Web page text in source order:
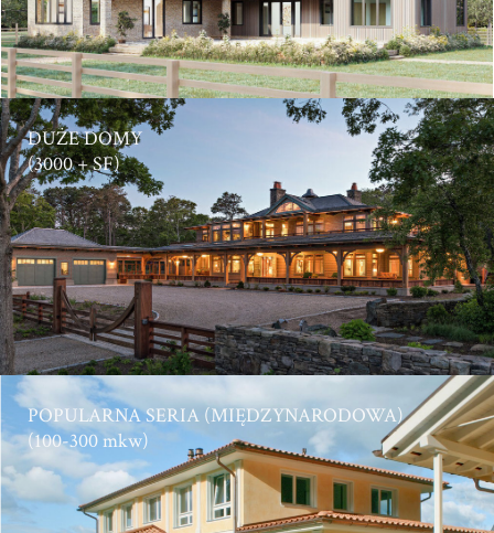
DUŻE DOMY
(3000 + SF)
POPULARNA SERIA (MIĘDZYNARODOWA)
(100-300 mkw)